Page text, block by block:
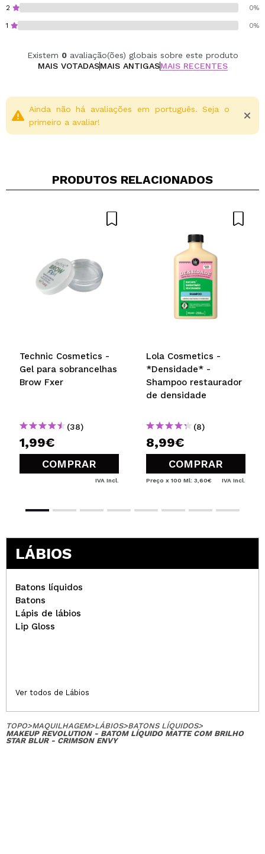
2 0%
1 0%
Existem 0avaliação(ões) globais sobre este produto
MAIS VOTADASMAIS ANTIGASMAIS RECENTES
Seu vídeo pode ser o primeiro. Imagine isso...
Recomenda esta compra? Sim Não
Ainda não há avaliações em português. Seja o
primeiro a avaliar!
PRODUTOS RELACIONADOS
Technic Cosmetics -
Gel para sobrancelhas
Brow Fxer
(38)
1,99€
COMPRAR
IVA Incl.
Lola Cosmetics -
*Densidade* -
Shampoo restaurador
de densidade
(8)
8,99€
COMPRAR
Preço x 100 Ml: 3,60€ IVA Incl.
LÁBIOS
Batons líquidos
Batons
Lápis de lábios
Lip Gloss
Ver todos de Lábios
TOPO>MAQUILHAGEM>LÁBIOS>BATONS LÍQUIDOS>
MAKEUP REVOLUTION - BATOM LÍQUIDO MATTE COM BRILHO
STAR BLUR - CRIMSON ENVY